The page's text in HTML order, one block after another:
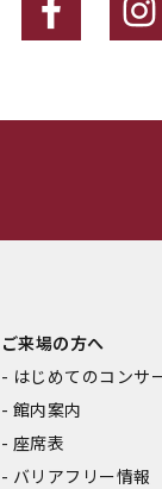
ご来場の方へ
はじめてのコンサ
館内案内
座席表
バリアフリー情報